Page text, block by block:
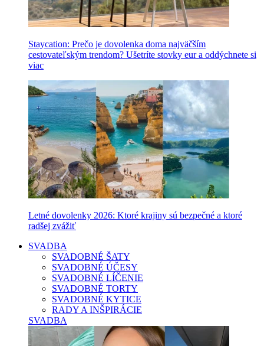
Staycation: Prečo je dovolenka doma najväčším
cestovateľským trendom? Ušetríte stovky eur a oddýchnete si
viac
Letné dovolenky 2026: Ktoré krajiny sú bezpečné a ktoré
radšej zvážiť
SVADBA
SVADOBNÉ ŠATY
SVADOBNÉ ÚČESY
SVADOBNÉ LÍČENIE
SVADOBNÉ TORTY
SVADOBNÉ KYTICE
RADY A INŠPIRÁCIE
SVADBA